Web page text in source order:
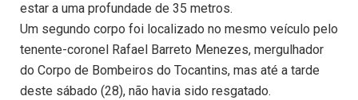
estar a uma profundade de 35 metros.
Um segundo corpo foi localizado no mesmo veículo pelo
tenente-coronel Rafael Barreto Menezes, mergulhador
do Corpo de Bombeiros do Tocantins, mas até a tarde
deste sábado (28), não havia sido resgatado.